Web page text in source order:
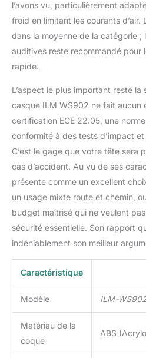
l’avons vu, particulièrement
froid en limitant les courants d’air.
dans la moyenne de la catégorie
auditives reste recommandé pour
rapide.
L’aspect le plus important reste
casque ILM WS902 ne fait aucun
certification ECE 22.05, une
conformité à des tests d’impact
C’est le gage que votre tête sera
cas d’accident. Au vu de ses
présente comme un excellent
un usage mixte route et chemin,
budget maîtrisé qui ne veulent
sécurité essentielle. Son rapport
indéniablement son meilleur
Caractéristique
Modèle ILM-
Matériau de la
coque
ABS